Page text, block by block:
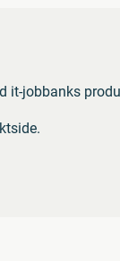
it-jobbanks